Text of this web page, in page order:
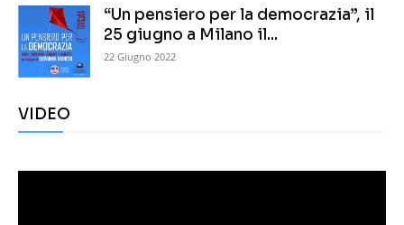
“Un pensiero per la democrazia”, il
25 giugno a Milano il...
22 Giugno 2022
VIDEO